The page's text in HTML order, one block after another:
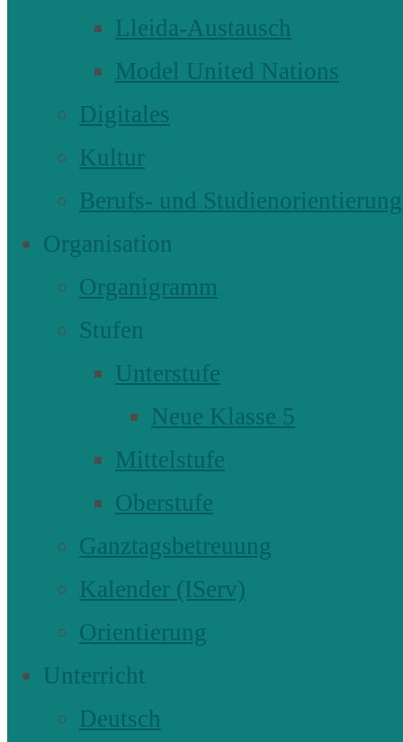
Lleida-Austausch
Model United Nations
Digitales
Kultur
Berufs- und Studienorientierung
Organisation
Organigramm
Stufen
Unterstufe
Neue Klasse 5
Mittelstufe
Oberstufe
Ganztagsbetreuung
Kalender (IServ)
Orientierung
Unterricht
Deutsch